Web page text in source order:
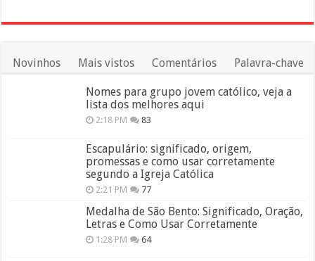
Novinhos Mais vistos Comentários Palavra-chave
Nomes para grupo jovem católico, veja a
lista dos melhores aqui
2:18 PM 83
Escapulário: significado, origem,
promessas e como usar corretamente
segundo a Igreja Católica
2:21 PM 77
Medalha de São Bento: Significado, Oração,
Letras e Como Usar Corretamente
1:28 PM 64